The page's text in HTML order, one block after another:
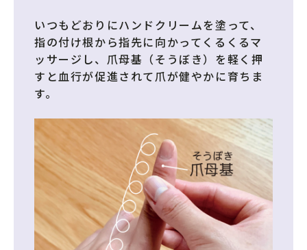
いつもどおりにハンドクリームを塗って、
指の付け根から指先に向かってくるくるマ
ッサージし、爪母基（そうぼき）を軽く押
すと血行が促進されて爪が健やかに育ちま
す。